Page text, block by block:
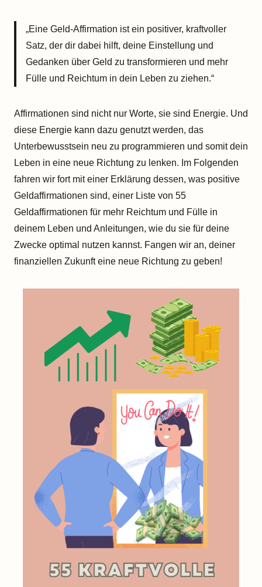
„Eine Geld-Affirmation ist ein positiver, kraftvoller
Satz, der dir dabei hilft, deine Einstellung und
Gedanken über Geld zu transformieren und mehr
Fülle und Reichtum in dein Leben zu ziehen.“
Affirmationen sind nicht nur Worte, sie sind Energie. Und
diese Energie kann dazu genutzt werden, das
Unterbewusstsein neu zu programmieren und somit dein
Leben in eine neue Richtung zu lenken. Im Folgenden
fahren wir fort mit einer Erklärung dessen, was positive
Geldaffirmationen sind, einer Liste von 55
Geldaffirmationen für mehr Reichtum und Fülle in
deinem Leben und Anleitungen, wie du sie für deine
Zwecke optimal nutzen kannst. Fangen wir an, deiner
finanziellen Zukunft eine neue Richtung zu geben!